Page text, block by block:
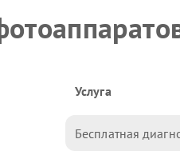
Услуга
Бесплатная